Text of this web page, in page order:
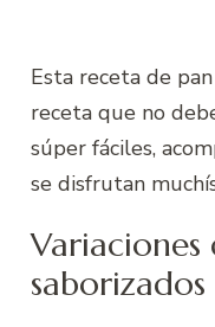
Esta receta de
receta que no
súper fáciles,
se disfrutan
Variaciones
saborizados